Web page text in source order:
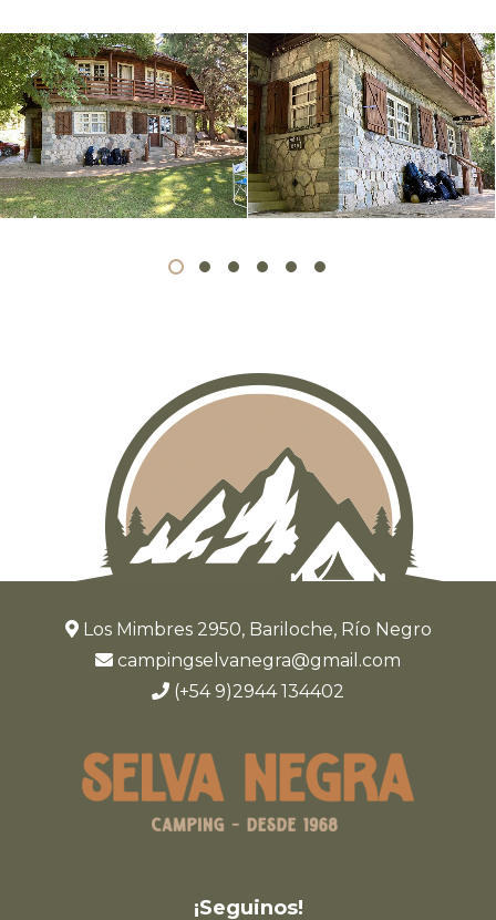
Los Mimbres 2950, Bariloche, Río Negro
campingselvanegra@gmail.com
(+54 9)2944 134402
¡Seguinos!